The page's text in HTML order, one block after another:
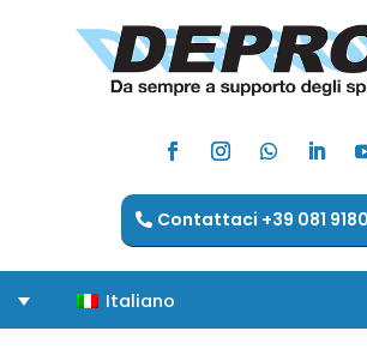
Contattaci +39 081
Italiano